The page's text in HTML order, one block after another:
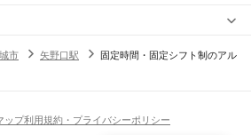
ッフ
市 矢野口駅
固定時間・固定シフト制のアル
ップ利用規約・プライバシーポリシー